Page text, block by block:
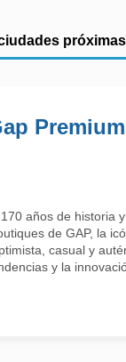
próximas
Premium
años de historia
de GAP, la
casual y
y la